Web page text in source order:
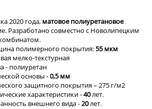
2020 года, матовое полиуретановое
Разработано совместно с Новолипецким
полимерного покрытия:55 мкм
мелко-текстурная
- полиуретан
основы -0,5 мм
защитного покрытия – 275 г/м2
характеристики -40лет.
внешнего вида -20лет.